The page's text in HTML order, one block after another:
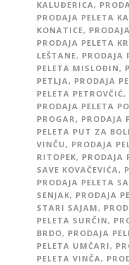
KALUĐERICA,
PRODAJA PELETA
KONATICE,
PRODAJA PELETA
LEŠTANE, PRODAJA
PELETA MISLOĐIN,
PETLJA, PRODAJA
PELETA PETROVČIĆ,
PRODAJA PELETA
PROGAR, PRODAJA
PELETA PUT ZA
VINČU, PRODAJA
RITOPEK, PRODAJA
SAVE KOVAČEVIĆA,
PRODAJA PELETA
SENJAK, PRODAJA
STARI SAJAM,
PELETA SURČIN,
BRDO, PRODAJA
PELETA UMČARI,
PELETA VINČA,